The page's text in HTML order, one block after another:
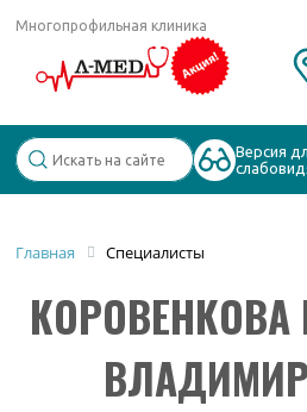
Многопрофильная клиника
Версия
Популярные запросы
Дерматолог
Косметология
Главная Специалисты
КОРОВЕНКОВА